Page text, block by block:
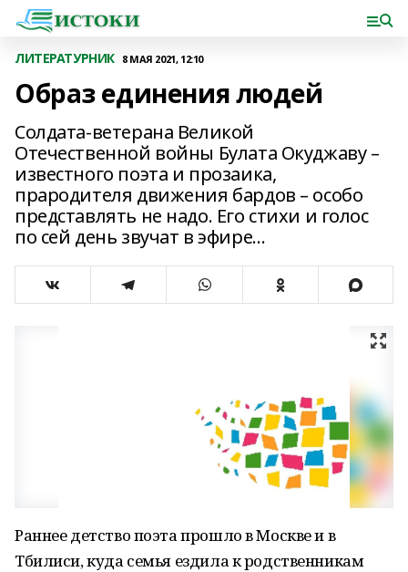
ЛИТЕРАТУРНИК 8 МАЯ 2021, 12:10
Образ единения людей
Солдата-ветерана Великой
Отечественной войны Булата Окуджаву –
известного поэта и прозаика,
прародителя движения бардов – особо
представлять не надо. Его стихи и голос
по сей день звучат в эфире…
Раннее детство поэта прошло в Москве и в
Тбилиси, куда семья ездила к родственникам